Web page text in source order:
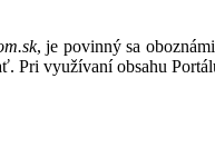
, je povinný sa
Pri využívaní obsahu